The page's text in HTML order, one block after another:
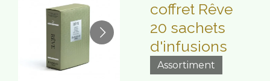
coffret Rêve
20 sachets
d'infusions
Assortiment